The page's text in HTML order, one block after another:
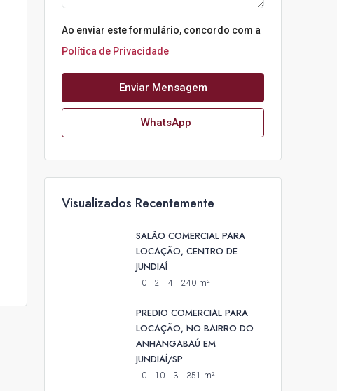
Ao enviar este formulário, concordo com a
Política de Privacidade
Enviar Mensagem
WhatsApp
Visualizados Recentemente
SALÃO COMERCIAL PARA
LOCAÇÃO, CENTRO DE
JUNDIAÍ
0 2 4 240 m²
PREDIO COMERCIAL PARA
LOCAÇÃO, NO BAIRRO DO
ANHANGABAÚ EM
JUNDIAÍ/SP
0 10 3 351 m²